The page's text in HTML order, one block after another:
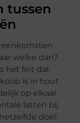
tussen
welke dan?
het feit dat
is in hout.
op elkaar
latten bij
doel: